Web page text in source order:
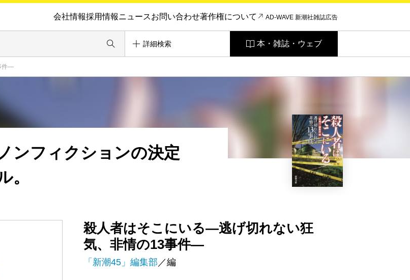
会社情報採用情報ニュースお問い合わせ著作権について AD-WAVE 新潮社雑誌広告
詳細検索 本・雑誌・ウェブ
件―
殺人者はそこにいる―逃げ切れない狂
気、非情の13事件―
「新潮45」編集部 ／編
フィクションの決定
。